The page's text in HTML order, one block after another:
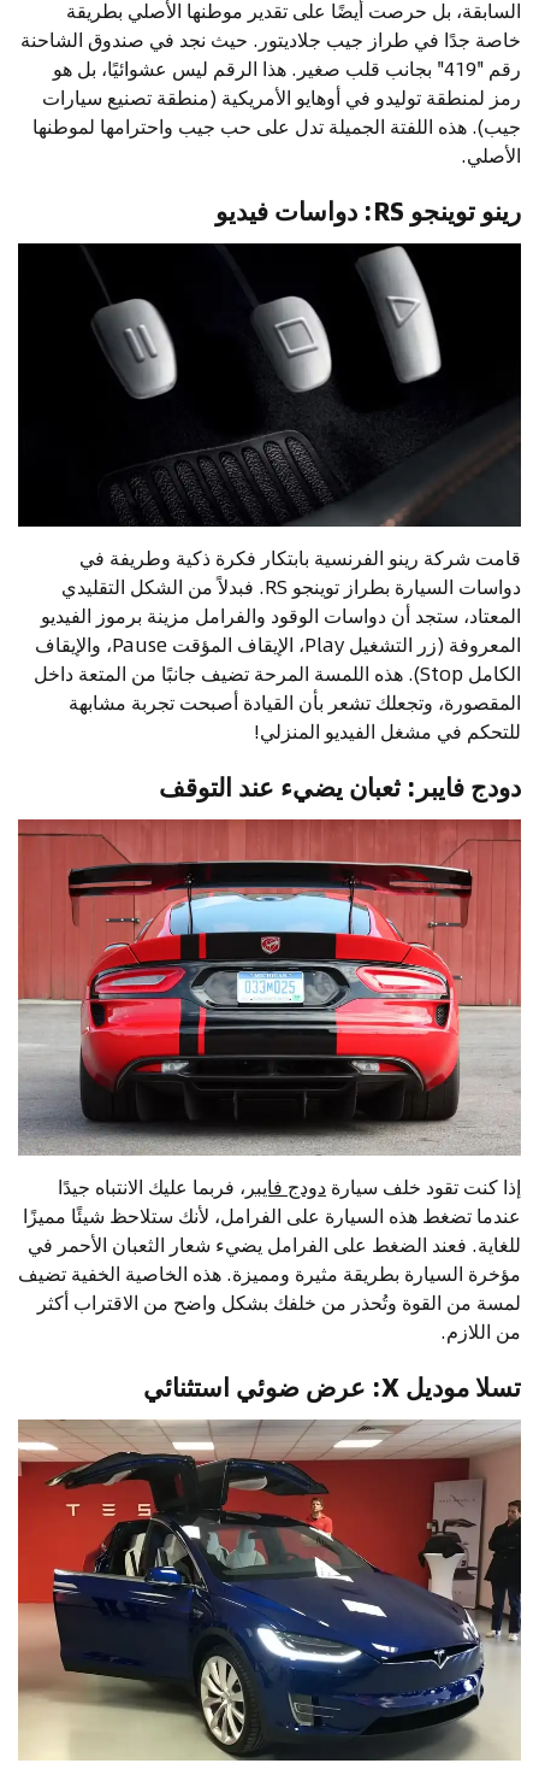
السابقة، بل حرصت أيضًا على تقدير موطنها الأصلي بطريقة
خاصة جدًا في طراز جيب جلاديتور. حيث نجد في صندوق الشاحنة
رقم "419" بجانب قلب صغير. هذا الرقم ليس عشوائيًا، بل هو
رمز لمنطقة توليدو في أوهايو الأمريكية (منطقة تصنيع سيارات
جيب). هذه اللفتة الجميلة تدل على حب جيب واحترامها لموطنها
الأصلي.
رينو توينجو RS: دواسات فيديو
قامت شركة رينو الفرنسية بابتكار فكرة ذكية وطريفة في
دواسات السيارة بطراز توينجو RS. فبدلاً من الشكل التقليدي
المعتاد، ستجد أن دواسات الوقود والفرامل مزينة برموز الفيديو
المعروفة (زر التشغيل Play، الإيقاف المؤقت Pause، والإيقاف
الكامل Stop). هذه اللمسة المرحة تضيف جانبًا من المتعة داخل
المقصورة، وتجعلك تشعر بأن القيادة أصبحت تجربة مشابهة
للتحكم في مشغل الفيديو المنزلي!
دودج فايبر: ثعبان يضيء عند التوقف
إذا كنت تقود خلف سيارة دودج فايبر ، فربما عليك الانتباه جيدًا
عندما تضغط هذه السيارة على الفرامل، لأنك ستلاحظ شيئًا مميزًا
للغاية. فعند الضغط على الفرامل يضيء شعار الثعبان الأحمر في
مؤخرة السيارة بطريقة مثيرة ومميزة. هذه الخاصية الخفية تضيف
لمسة من القوة وتُحذر من خلفك بشكل واضح من الاقتراب أكثر
من اللازم.
تسلا موديل X: عرض ضوئي استثنائي